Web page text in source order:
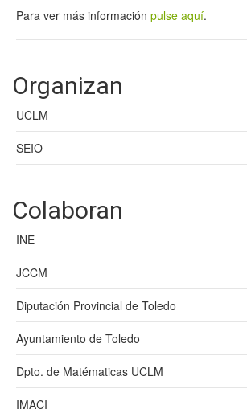
Para ver más información pulse aquí.
Organizan
UCLM
SEIO
Colaboran
INE
JCCM
Diputación Provincial de Toledo
Ayuntamiento de Toledo
Dpto. de Matématicas UCLM
IMACI